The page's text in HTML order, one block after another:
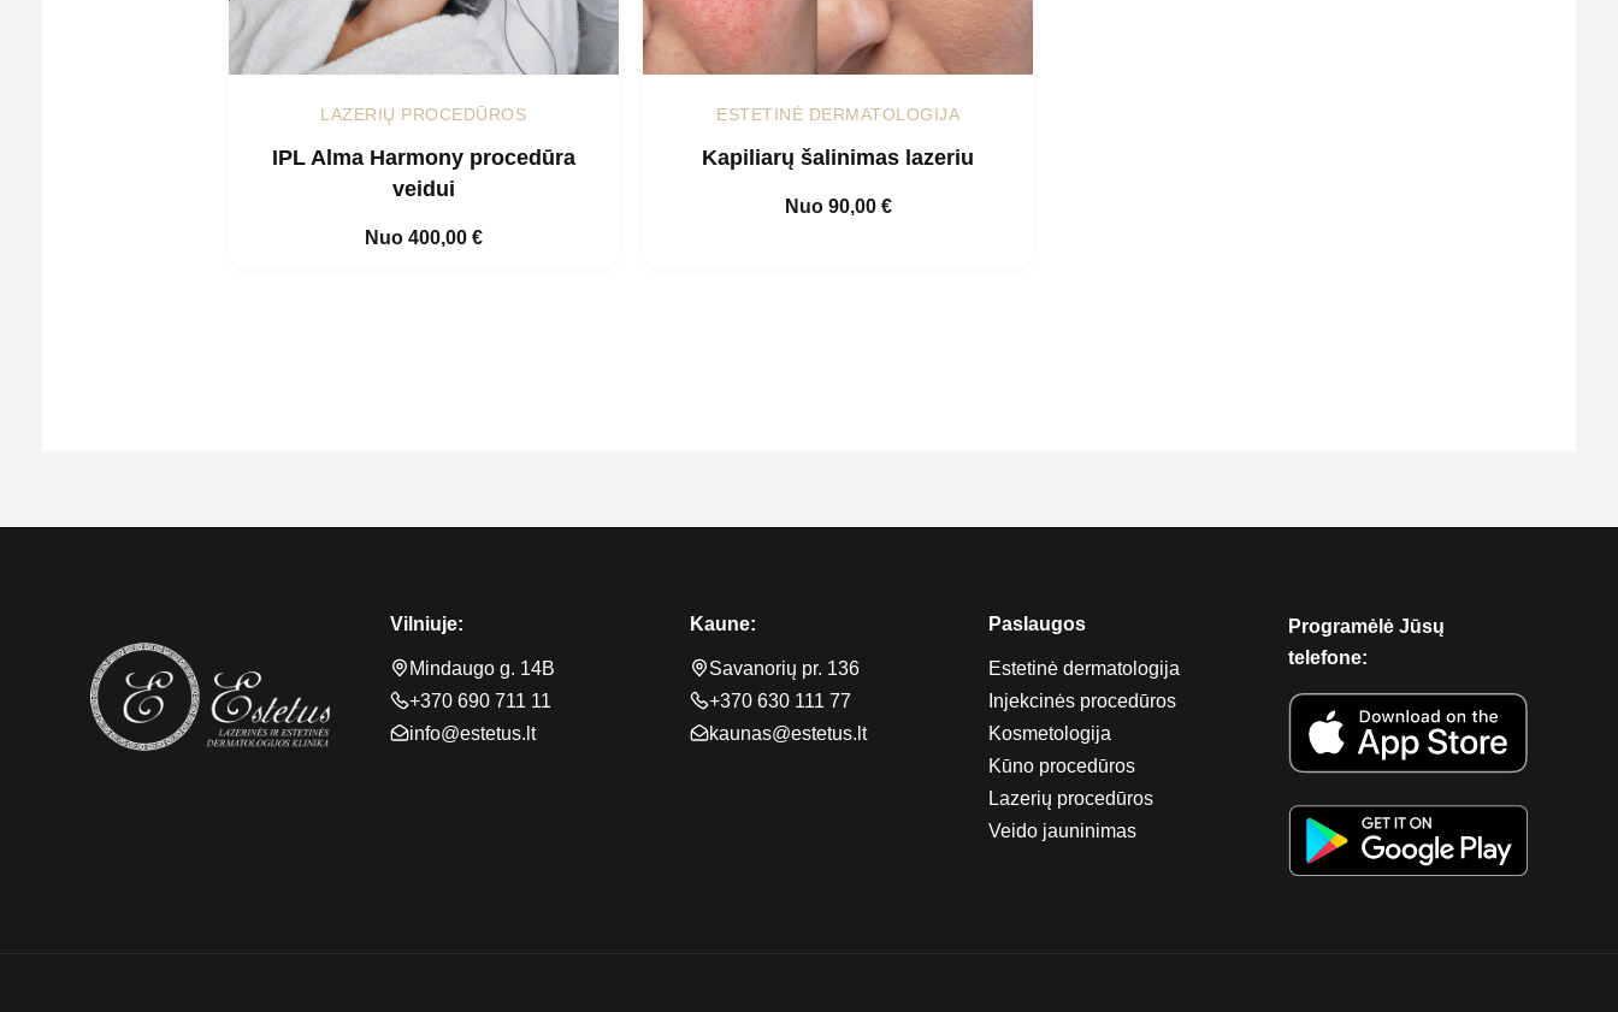
LAZERIŲ PROCEDŪROS
IPL Alma Harmony procedūra
veidui
Nuo 400,00 €
ESTETINĖ DERMATOLOGIJA
Kapiliarų šalinimas lazeriu
Nuo 90,00 €
Vilniuje:
Mindaugo g. 14B
+370 690 711 11
info@estetus.lt
Kaune:
Savanorių pr. 136
+370 630 111 77
kaunas@estetus.lt
Paslaugos
Estetinė dermatologija
Injekcinės procedūros
Kosmetologija
Kūno procedūros
Lazerių procedūros
Veido jauninimas
Programėlė Jūsų
telefone: